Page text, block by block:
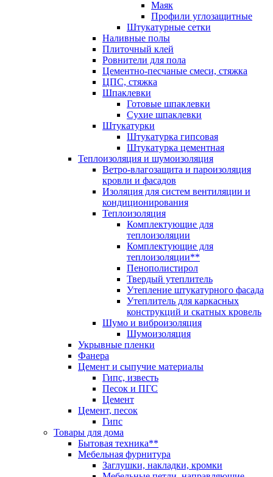
Маяк
Профили углозащитные
Штукатурные сетки
Наливные полы
Плиточный клей
Ровнители для пола
Цементно-песчаные смеси, стяжка
ЦПС, стяжка
Шпаклевки
Готовые шпаклевки
Сухие шпаклевки
Штукатурки
Штукатурка гипсовая
Штукатурка цементная
Теплоизоляция и шумоизоляция
Ветро-влагозащита и пароизоляция
кровли и фасадов
Изоляция для систем вентиляции и
кондиционирования
Теплоизоляция
Комплектующие для
теплоизоляции
Комплектующие для
теплоизоляции**
Пенополистирол
Твердый утеплитель
Утепление штукатурного фасада
Утеплитель для каркасных
конструкций и скатных кровель
Шумо и виброизоляция
Шумоизоляция
Укрывные пленки
Фанера
Цемент и сыпучие материалы
Гипс, известь
Песок и ПГС
Цемент
Цемент, песок
Гипс
Товары для дома
Бытовая техника**
Мебельная фурнитура
Заглушки, накладки, кромки